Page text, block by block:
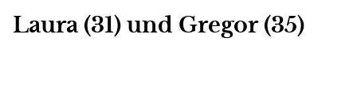
Laura (31) und Gregor (35)